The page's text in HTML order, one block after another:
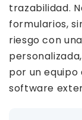
trazabilidad.
formularios,
riesgo con
por un
software